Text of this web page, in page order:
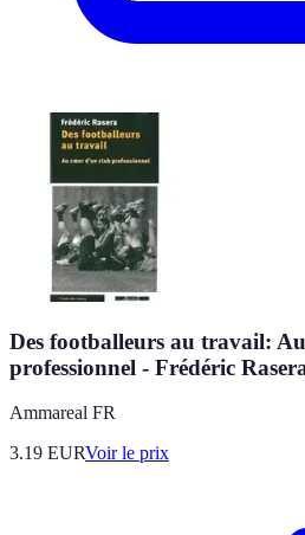
Des footballeurs au travail:
professionnel - Frédéric
Ammareal FR
3.19 EURVoir le prix